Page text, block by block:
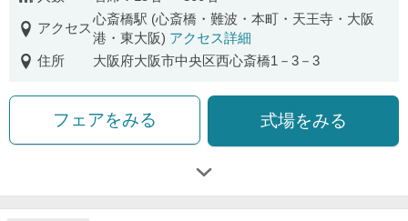
アクセス
心斎橋駅 (心斎橋・難波・本町・天王寺・大阪
港・東大阪) アクセス詳細
住所
大阪府大阪市中央区西心斎橋1－3－3
フェアをみる 式場をみる